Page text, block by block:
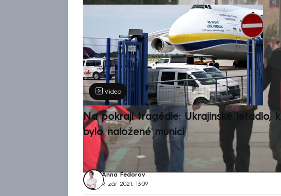
Video
Na pokraji tragédie: Ukrajinské letadlo,
bylo naložené municí
Anna Fedorov
9. zář 2021, 13:09